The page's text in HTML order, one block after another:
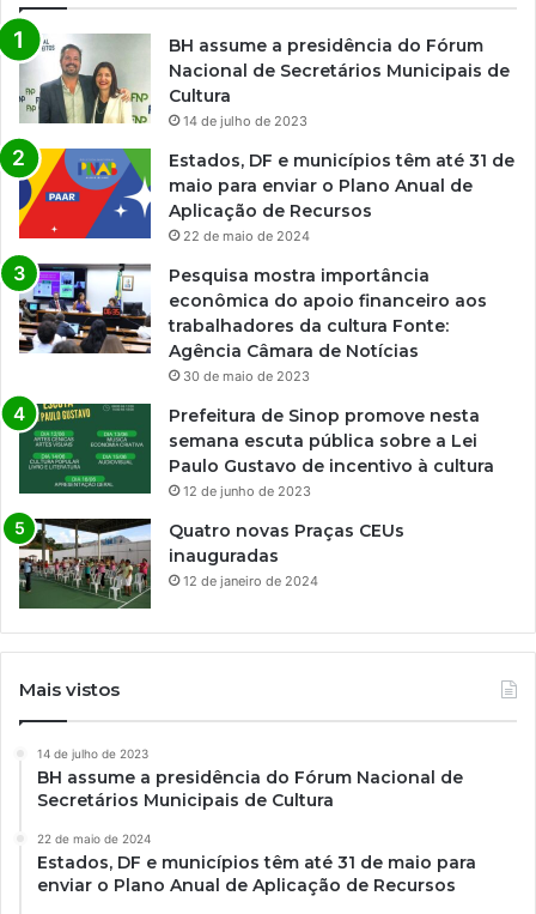
BH assume a presidência do Fórum
Nacional de Secretários Municipais de
Cultura
14 de julho de 2023
Estados, DF e municípios têm até 31 de
maio para enviar o Plano Anual de
Aplicação de Recursos
22 de maio de 2024
Pesquisa mostra importância
econômica do apoio financeiro aos
trabalhadores da cultura Fonte:
Agência Câmara de Notícias
30 de maio de 2023
Prefeitura de Sinop promove nesta
semana escuta pública sobre a Lei
Paulo Gustavo de incentivo à cultura
12 de junho de 2023
Quatro novas Praças CEUs
inauguradas
12 de janeiro de 2024
Mais vistos
14 de julho de 2023
BH assume a presidência do Fórum Nacional de
Secretários Municipais de Cultura
22 de maio de 2024
Estados, DF e municípios têm até 31 de maio para
enviar o Plano Anual de Aplicação de Recursos